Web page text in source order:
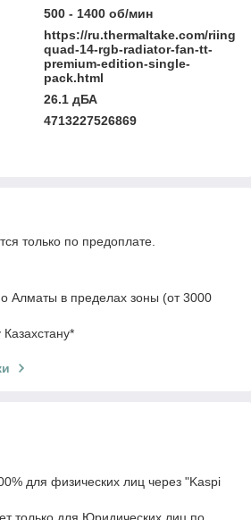
500 - 1400 об/мин
https://ru.thermaltake.com/riing-
quad-14-rgb-radiator-fan-tt-
premium-edition-single-
pack.html
26.1 дБА
4713227526869
только по предоплате.
Алматы в пределах зоны (от 3000
для физических лиц через "Kaspi
только для Юридических лиц по